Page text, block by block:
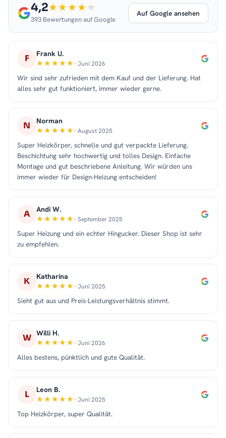
4,2
393 Bewertungen auf Google
Auf Google ansehen
F Frank U.
· Juni 2026
Wir sind sehr zufrieden mit dem Kauf und der Lieferung. Hat
alles sehr gut funktioniert, immer wieder gerne.
N Norman
· August 2025
Super Heizkörper, schnelle und gut verpackte Lieferung.
Beschichtung sehr hochwertig und tolles Design. Einfache
Montage und gut beschriebene Anleitung. Wir würden uns
immer wieder für Design-Heizung entscheiden!
A Andi W.
· September 2025
Super Heizung und ein echter Hingucker. Dieser Shop ist sehr
zu empfehlen.
K Katharina
· Juni 2025
Sieht gut aus und Preis-Leistungsverhältnis stimmt.
W Willi H.
· Juni 2026
Alles bestens, pünktlich und gute Qualität.
L Leon B.
· Juni 2025
Top Heizkörper, super Qualität.